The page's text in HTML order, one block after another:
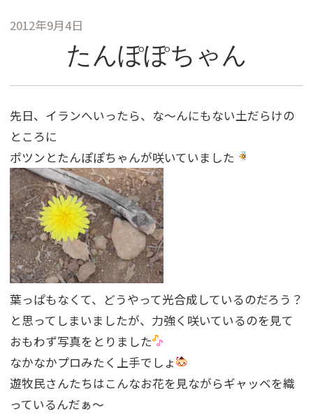
2012年9月4日
たんぽぽちゃん
先日、イランへいったら、な〜んにもない土だらけの
ところに
ポツンとたんぽぽちゃんが咲いていました
葉っぱもなくて、どうやって光合成しているのだろう？
と思ってしまいましたが、力強く咲いているのを見て
おもわず写真をとりました
なかなかプロみたく上手でしょ
遊牧民さんたちはこんなお花を見ながらギャッベを織
っているんだぁ〜